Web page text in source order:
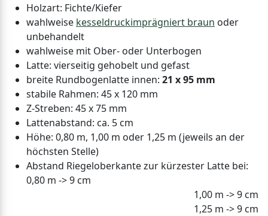
Holzart: Fichte/Kiefer
wahlweise kesseldruckimprägniert braun oder
unbehandelt
wahlweise mit Ober- oder Unterbogen
Latte: vierseitig gehobelt und gefast
breite Rundbogenlatte innen: 21 x 95 mm
stabile Rahmen: 45 x 120 mm
Z-Streben: 45 x 75 mm
Lattenabstand: ca. 5 cm
Höhe: 0,80 m, 1,00 m oder 1,25 m (jeweils an der
höchsten Stelle)
Abstand Riegeloberkante zur kürzester Latte bei:
0,80 m -> 9 cm
1,00 m -> 9 cm
1,25 m -> 9 cm